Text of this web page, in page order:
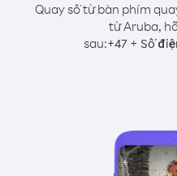
Quay số từ bàn phím
từ Aruba,
sau:+47+ Số